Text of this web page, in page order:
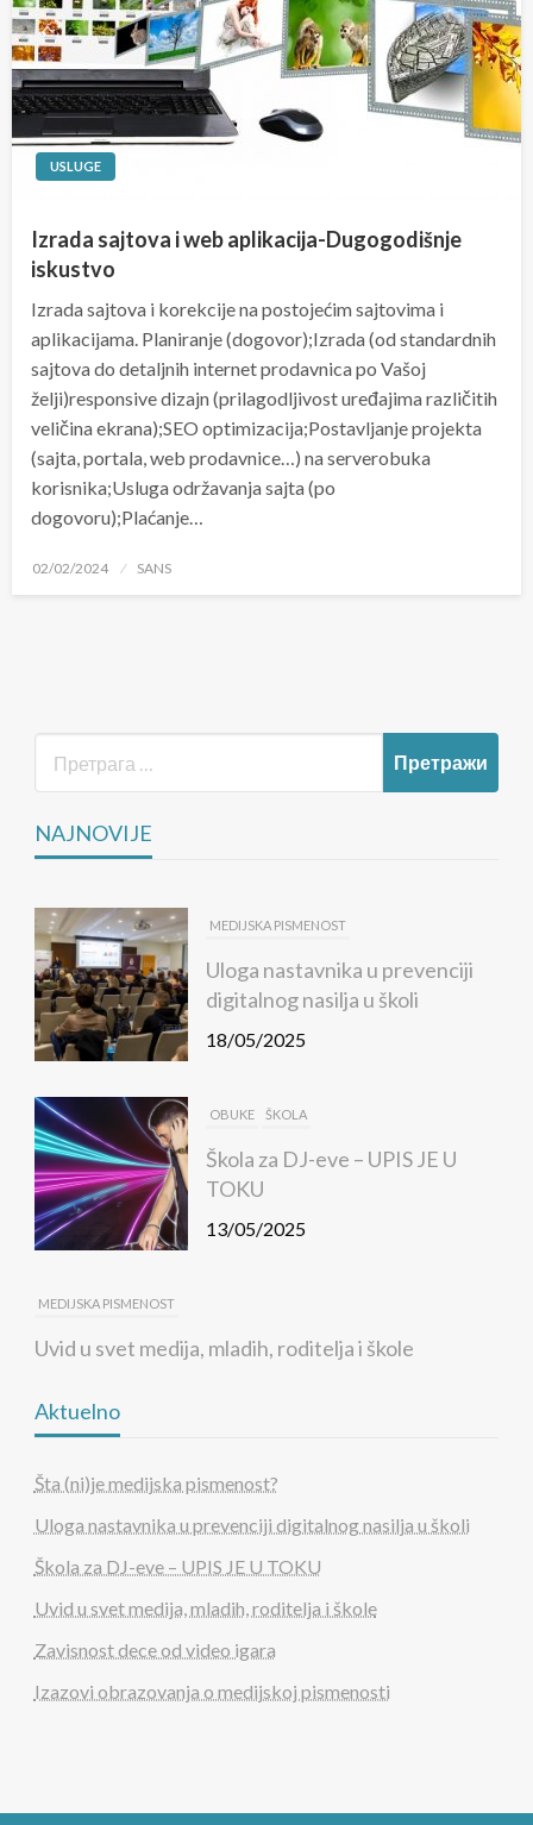
USLUGE
Izrada sajtova i web aplikacija-Dugogodišnje
iskustvo
Izrada sajtova i korekcije na postojećim sajtovima i
aplikacijama. Planiranje (dogovor);Izrada (od standardnih
sajtova do detaljnih internet prodavnica po Vašoj
želji)responsive dizajn (prilagodljivost uređajima različitih
veličina ekrana);SEO optimizacija;Postavljanje projekta
(sajta, portala, web prodavnice…) na serverobuka
korisnika;Usluga održavanja sajta (po
dogovoru);Plaćanje…
Posted
02/02/2024 SANS
NAJNOVIJE
MEDIJSKA PISMENOST
Uloga nastavnika u prevenciji
digitalnog nasilja u školi
18/05/2025
OBUKE ŠKOLA
Škola za DJ-eve – UPIS JE U
TOKU
13/05/2025
MEDIJSKA PISMENOST
Uvid u svet medija, mladih, roditelja i škole
Zavisnost dece od video igara
02/05/2025
MEDIJSKA PISMENOST
Šta (ni)je medijska pismenost?
Aktuelno
Šta (ni)je medijska pismenost?
Uloga nastavnika u prevenciji digitalnog nasilja u školi
Škola za DJ-eve – UPIS JE U TOKU
Uvid u svet medija, mladih, roditelja i škole
Zavisnost dece od video igara
Izazovi obrazovanja o medijskoj pismenosti